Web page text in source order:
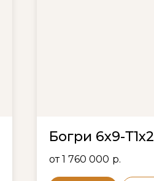
Богри 6х9-Т1х2
от 1 760 000 р.